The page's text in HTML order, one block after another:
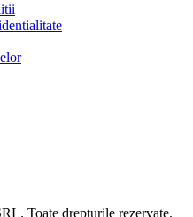
Toate drepturile rezervate.